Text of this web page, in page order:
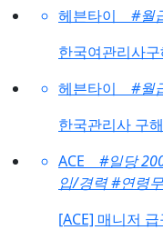
헤븐타이 #월
한국여관리사
헤븐타이
#월
한국관리사 구
ACE
#일당
입/경력#연령
[ACE] 매니저